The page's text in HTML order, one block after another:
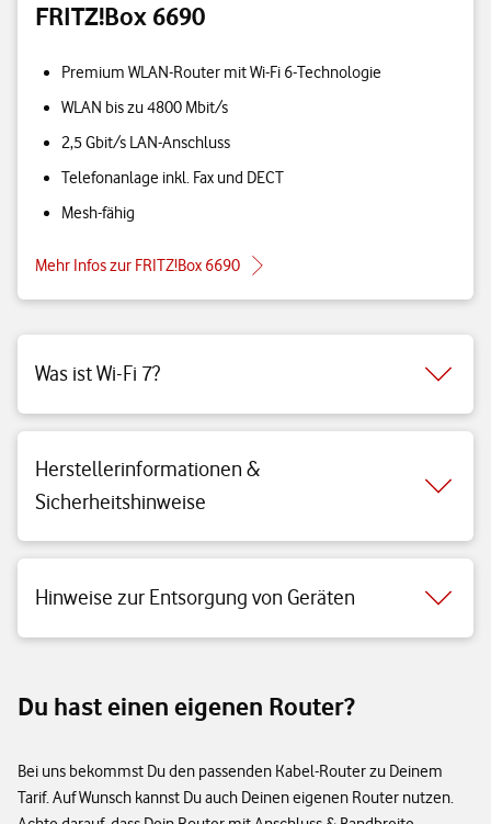
FRITZ!Box 6690
Premium WLAN-Router mit Wi-Fi 6-Technologie
WLAN bis zu 4800 Mbit/s
2,5 Gbit/s LAN-Anschluss
Telefonanlage inkl. Fax und DECT
Mesh-fähig
Mehr Infos zur FRITZ!Box 6690
Was ist Wi-Fi 7?
Herstellerinformationen &
Sicherheitshinweise
Hinweise zur Entsorgung von Geräten
Du hast einen eigenen Router?
Bei uns bekommst Du den passenden Kabel-Router zu Deinem
Tarif. Auf Wunsch kannst Du auch Deinen eigenen Router nutzen.